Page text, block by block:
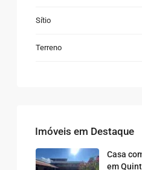
Sítio
Terreno
Imóveis em Destaque
Casa
em